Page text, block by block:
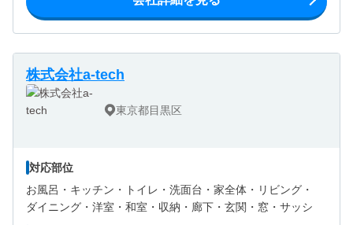
株式会社a-tech
東京都目黒区
対応部位
お風呂・ キッチン・ トイレ・ 洗面台・ 家全体・ リビング・
ダイニング・ 洋室・ 和室・ 収納・ 廊下・ 玄関・ 窓・サッシ